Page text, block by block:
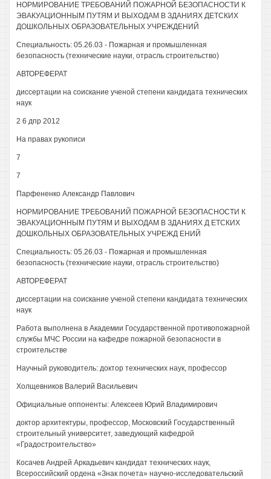
НОРМИРОВАНИЕ ТРЕБОВАНИЙ ПОЖАРНОЙ БЕЗОПАСНОСТИ К
ЭВАКУАЦИОННЫМ ПУТЯМ И ВЫХОДАМ В ЗДАНИЯХ ДЕТСКИХ
ДОШКОЛЬНЫХ ОБРАЗОВАТЕЛЬНЫХ УЧРЕЖДЕНИЙ
Специальность: 05.26.03 - Пожарная и промышленная
безопасность (технические науки, отрасль строительство)
АВТОРЕФЕРАТ
диссертации на соискание ученой степени кандидата технических
наук
2 6 дпр 2012
На правах рукописи
7
7
Парфененко Александр Павлович
НОРМИРОВАНИЕ ТРЕБОВАНИЙ ПОЖАРНОЙ БЕЗОПАСНОСТИ К
ЭВАКУАЦИОННЫМ ПУТЯМ И ВЫХОДАМ В ЗДАНИЯХ Д ЕТСКИХ
ДОШКОЛЬНЫХ ОБРАЗОВАТЕЛЬНЫХ УЧРЕЖД ЕНИЙ
Специальность: 05.26.03 - Пожарная и промышленная
безопасность (технические науки, отрасль строительство)
АВТОРЕФЕРАТ
диссертации на соискание ученой степени кандидата технических
наук
Работа выполнена в Академии Государственной противопожарной
службы МЧС России на кафедре пожарной безопасности в
строительстве
Научный руководитель: доктор технических наук, профессор
Холщевников Валерий Васильевич
Официальные оппоненты: Алексеев Юрий Владимирович
доктор архитектуры, профессор, Московский Государственный
строительный университет, заведующий кафедрой
«Градостроительство»
Косачев Андрей Аркадьевич кандидат технических наук,
Всероссийский ордена «Знак почета» научно-исследовательский